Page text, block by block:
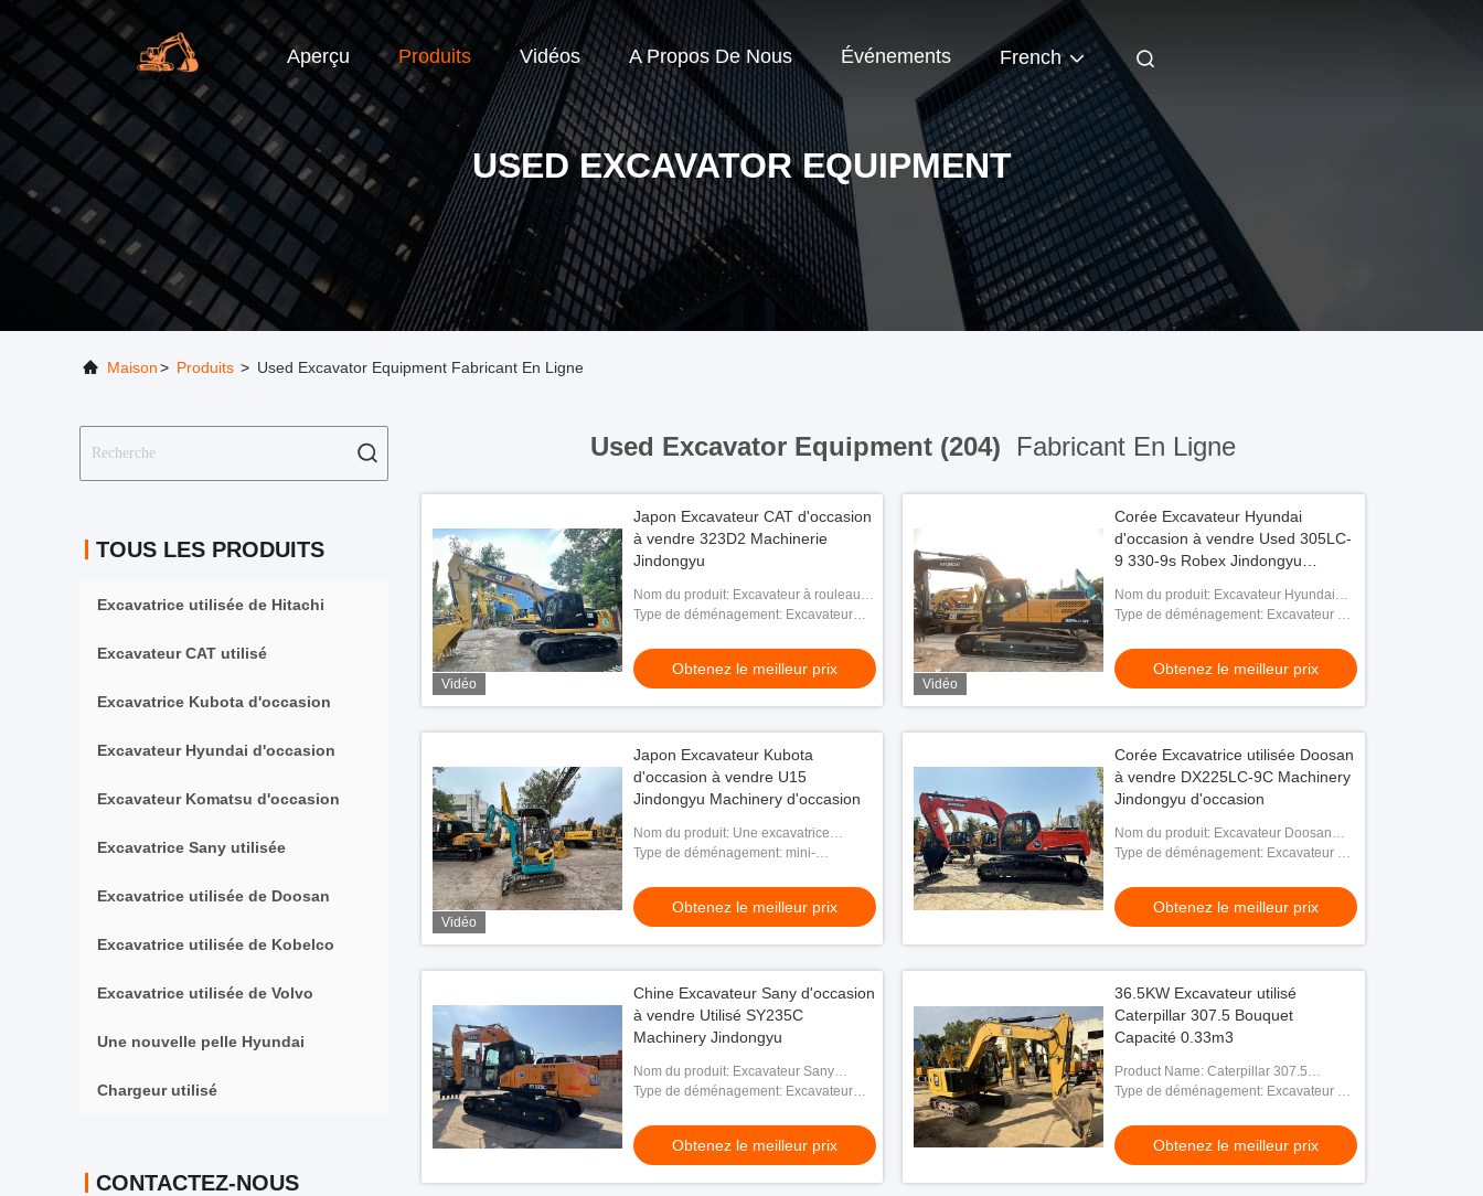
Aperçu Produits Vidéos A Propos De Nous Événements French
USED EXCAVATOR EQUIPMENT
Maison> Produits > Used Excavator Equipment Fabricant En Ligne
TOUS LES PRODUITS
Excavatrice utilisée de Hitachi
Excavateur CAT utilisé
Excavatrice Kubota d'occasion
Excavateur Hyundai d'occasion
Excavateur Komatsu d'occasion
Excavatrice Sany utilisée
Excavatrice utilisée de Doosan
Excavatrice utilisée de Kobelco
Excavatrice utilisée de Volvo
Une nouvelle pelle Hyundai
Chargeur utilisé
CONTACTEZ-NOUS
Used Excavator Equipment (204) Fabricant En Ligne
Vidéo
Japon Excavateur CAT d'occasion
à vendre 323D2 Machinerie
Jindongyu
Nom du produit: Excavateur à rouleaux
323D2
Type de déménagement: Excavateur
Obtenez le meilleur prix
Vidéo
Corée Excavateur Hyundai
d'occasion à vendre Used 305LC-
9 330-9s Robex Jindongyu
Nom du produit: Excavateur Hyundai
Robex 305LC-9T
Type de déménagement: Excavateur à
Obtenez le meilleur prix
Vidéo
Japon Excavateur Kubota
d'occasion à vendre U15
Jindongyu Machinery d'occasion
Nom du produit: Une excavatrice
KUBOTA U15
Type de déménagement: mini-
Obtenez le meilleur prix
Corée Excavatrice utilisée Doosan
à vendre DX225LC-9C Machinery
Jindongyu d'occasion
Nom du produit: Excavateur Doosan
DX225LC-9C
Type de déménagement: Excavateur à
Obtenez le meilleur prix
Chine Excavateur Sany d'occasion
à vendre Utilisé SY235C
Machinery Jindongyu
Nom du produit: Excavateur Sany
SY235C
Type de déménagement: Excavateur
Obtenez le meilleur prix
36.5KW Excavateur utilisé
Caterpillar 307.5 Bouquet
Capacité 0.33m3
Product Name: Caterpillar 307.5
Excavator
Type de déménagement: Excavateur à
Obtenez le meilleur prix